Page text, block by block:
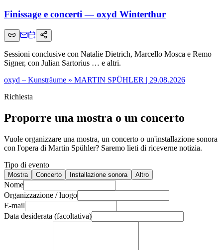
Finissage e concerti — oxyd Winterthur
Sessioni conclusive con Natalie Dietrich, Marcello Mosca e Remo
Signer, con Julian Sartorius … e altri.
oxyd – Kunsträume » MARTIN SPÜHLER | 29.08.2026
Richiesta
Proporre una mostra o un concerto
Vuole organizzare una mostra, un concerto o un'installazione sonora
con l'opera di Martin Spühler? Saremo lieti di riceverne notizia.
Tipo di evento
Mostra Concerto Installazione sonora Altro
Nome
Organizzazione / luogo
E-mail
Data desiderata (facoltativa)